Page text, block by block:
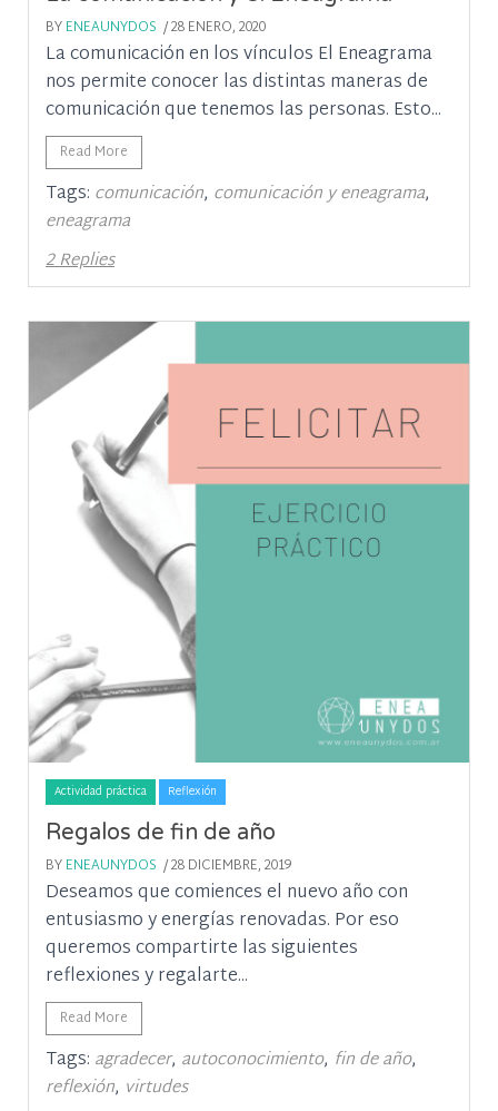
BYENEAUNYDOS / 28 ENERO, 2020
La comunicación en los vínculos El Eneagrama
nos permite conocer las distintas maneras de
comunicación que tenemos las personas. Esto...
Read More
Tags: comunicación, comunicación y eneagrama,
eneagrama
2 Replies
Actividad práctica Reflexión
Regalos de fin de año
BYENEAUNYDOS / 28 DICIEMBRE, 2019
Deseamos que comiences el nuevo año con
entusiasmo y energías renovadas. Por eso
queremos compartirte las siguientes
reflexiones y regalarte...
Read More
Tags: agradecer, autoconocimiento, fin de año,
reflexión, virtudes